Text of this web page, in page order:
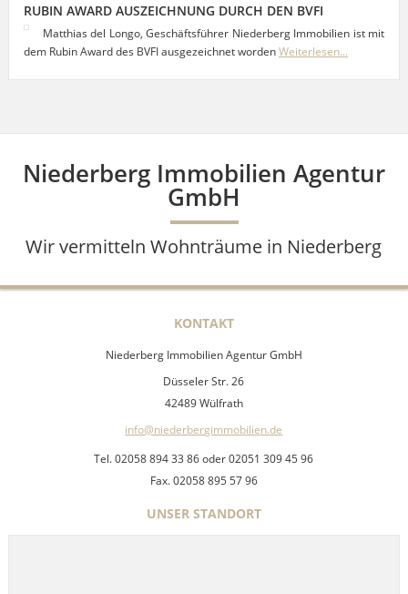
RUBIN AWARD AUSZEICHNUNG DURCH DEN BVFI
Matthias del Longo, Geschäftsführer Niederberg Immobilien ist mit
dem Rubin Award des BVFI ausgezeichnet wordenWeiterlesen...
Niederberg Immobilien Agentur
GmbH
Wir vermitteln Wohnträume in Niederberg
KONTAKT
Niederberg Immobilien Agentur GmbH
Düsseler Str. 26
42489 Wülfrath
info@niederbergimmobilien.de
Tel. 02058 894 33 86 oder 02051 309 45 96
Fax. 02058 895 57 96
UNSER STANDORT